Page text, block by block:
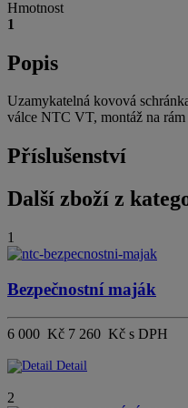
Hmotnost
1
Popis
Uzamykatelná kovová
válce NTC VT, montáž na rám
Příslušenství
Další zboží z
1
Bezpečnostní maják
6 000 Kč 7 260 Kč s DPH
Detail
2